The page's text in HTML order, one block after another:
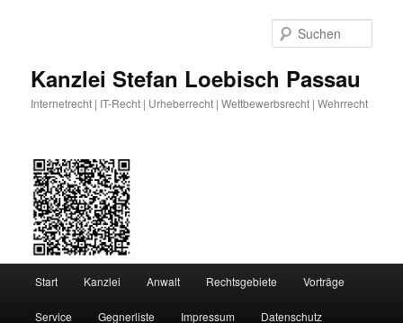
Kanzlei Stefan Loebisch Passau
Internetrecht | IT-Recht | Urheberrecht | Wettbewerbsrecht | Wehrrecht
Start Kanzlei Anwalt Rechtsgebiete Vorträge
Service Gegnerliste Impressum Datenschutz